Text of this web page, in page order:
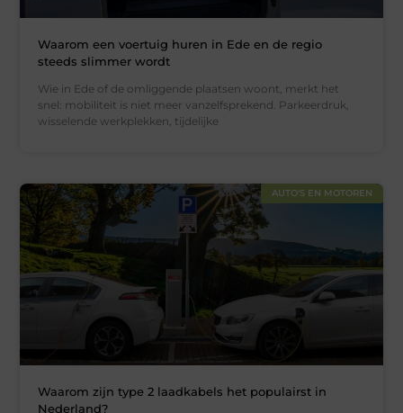
Waarom een voertuig huren in Ede en de regio
steeds slimmer wordt
Wie in Ede of de omliggende plaatsen woont, merkt het
snel: mobiliteit is niet meer vanzelfsprekend. Parkeerdruk,
wisselende werkplekken, tijdelijke
AUTO'S EN MOTOREN
Waarom zijn type 2 laadkabels het populairst in
Nederland?